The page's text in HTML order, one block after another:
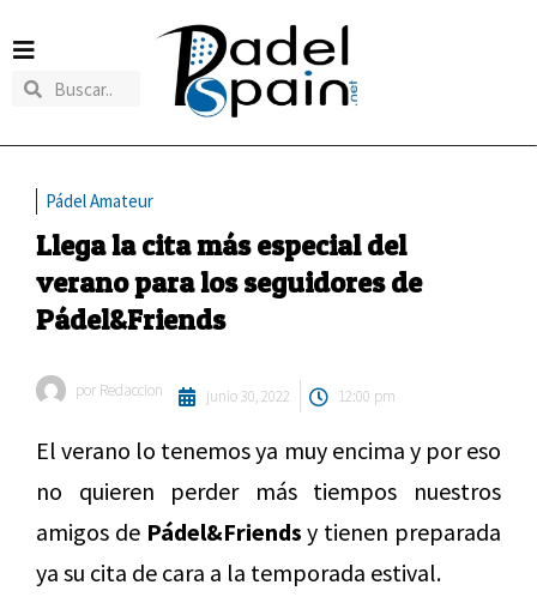
Pádel Amateur
Llega la cita más especial del
verano para los seguidores de
Pádel&Friends
por Redaccion junio 30, 2022 12:00 pm
El verano lo tenemos ya muy encima y por eso
no quieren perder más tiempos nuestros
amigos de Pádel&Friends y tienen preparada
ya su cita de cara a la temporada estival.